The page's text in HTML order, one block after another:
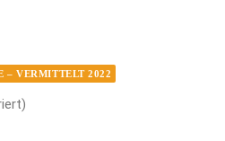
– VERMITTELT 2022